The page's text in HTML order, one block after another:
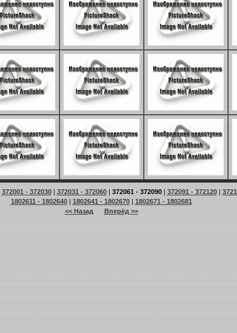
372001 - 372030| 372031 - 372060| 372061 - 372090| 372091 - 372120|
1802611 - 1802640| 1802641 - 1802670| 1802671 - 1802681
<< Назад
Вперёд >>